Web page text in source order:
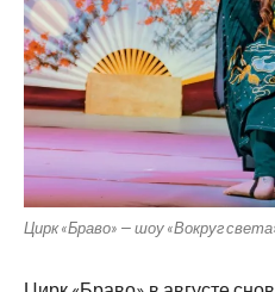
Цирк «Браво» — шоу «Вокруг